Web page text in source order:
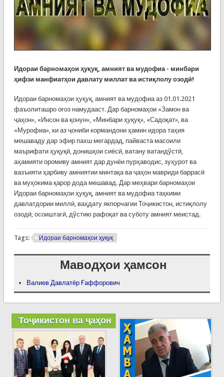
Идораи барномаҳои ҳуқуқ, амният ва мудофиа - минбари
ҳифзи манфиатҳои давлату миллат ва истиқлолу озодӣ!
Идораи барномаҳои ҳуқуқ, амният ва мудофиа аз 01.01.2021
фаъолиташро оғоз намудааст. Дар барномаҳои «Замон ва
ҷаҳон», «Инсон ва қонун», «Минбари ҳуқуқ», «Садоқат», ва
«Мурофиа», ки аз ҷониби кормандони ҳамин идора таҳия
мешаваду дар эфир пахш мегардад, пайваста масоили
маърифати ҳуқуқӣ, донишҳои сиёсӣ, ватану ватандўстӣ,
аҳамияти оромиву амният дар дунёи пурҳаводис, зуҳурот ва
вазъияти ҳарбиву амниятии минтақа ва ҷаҳон мавриди баррасӣ
ва муҳокима қарор дода мешавад. Дар меҳвари барномаҳои
Идораи барномаҳои ҳуқуқ, амният ва мудофиа таҳкими
давлатдории миллӣ, ваҳдату якпорчагии Тоҷикистон, истиқлолу
озодӣ, осоиштагӣ, дўстию рафоқат ва суботу амният меистад.
Tags: Идораи барномаҳои ҳуқуқ
Маводҳои ҳамсон
Валиев Давлатёр Ғаффорович
Тоҷикистон ва ҷаҳон